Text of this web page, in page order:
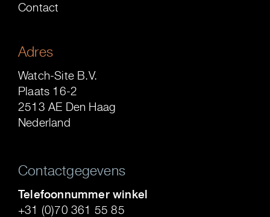
Contact
Adres
Watch-Site B.V.
Plaats 16-2
2513 AE Den Haag
Nederland
Contactgegevens
Telefoonnummer winkel
+31 (0)70 361 55 85